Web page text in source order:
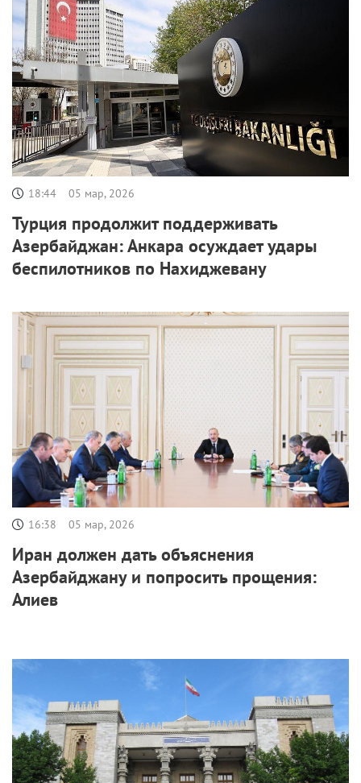
18:44 05 мар, 2026
Турция продолжит поддерживать
Азербайджан: Анкара осуждает удары
беспилотников по Нахиджевану
16:38 05 мар, 2026
Иран должен дать объяснения
Азербайджану и попросить прощения:
Алиев